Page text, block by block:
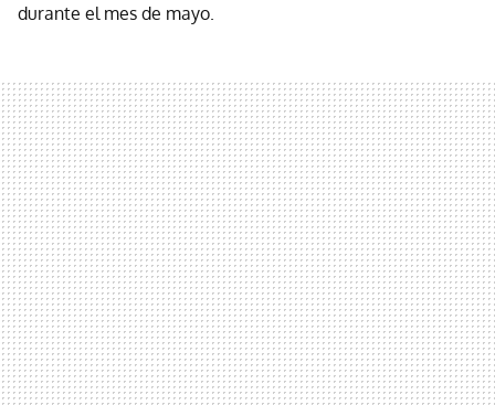
durante el mes de mayo.